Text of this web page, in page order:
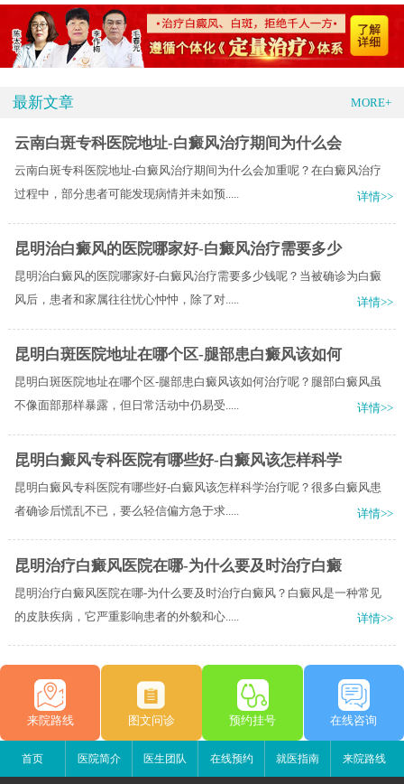
最新文章 MORE+
云南白斑专科医院地址-白癜风治疗期间为什么会
云南白斑专科医院地址-白癜风治疗期间为什么会加重呢？在白癜风治疗
过程中，部分患者可能发现病情并未如预.....
详情>>
昆明治白癜风的医院哪家好-白癜风治疗需要多少
昆明治白癜风的医院哪家好-白癜风治疗需要多少钱呢？当被确诊为白癜
风后，患者和家属往往忧心忡忡，除了对.....
详情>>
昆明白斑医院地址在哪个区-腿部患白癜风该如何
昆明白斑医院地址在哪个区-腿部患白癜风该如何治疗呢？腿部白癜风虽
不像面部那样暴露，但日常活动中仍易受.....
详情>>
昆明白癜风专科医院有哪些好-白癜风该怎样科学
昆明白癜风专科医院有哪些好-白癜风该怎样科学治疗呢？很多白癜风患
者确诊后慌乱不已，要么轻信偏方急于求.....
详情>>
昆明治疗白癜风医院在哪-为什么要及时治疗白癜
昆明治疗白癜风医院在哪-为什么要及时治疗白癜风？白癜风是一种常见
的皮肤疾病，它严重影响患者的外貌和心.....
详情>>
来院路线 图文问诊 预约挂号 在线咨询
首页 医院简介 医生团队 在线预约 就医指南 来院路线